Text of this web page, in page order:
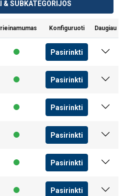
& SUBKATEGORIJOS
Konfiguruoti Daugiau
Pasirinkti
Pasirinkti
Pasirinkti
Pasirinkti
Pasirinkti
Pasirinkti